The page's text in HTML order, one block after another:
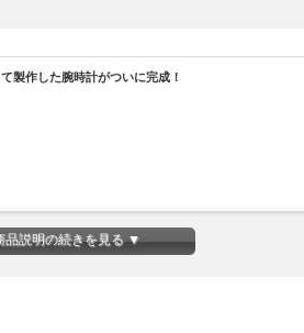
製作した腕時計がついに完成！
説明の続きを見る ▼